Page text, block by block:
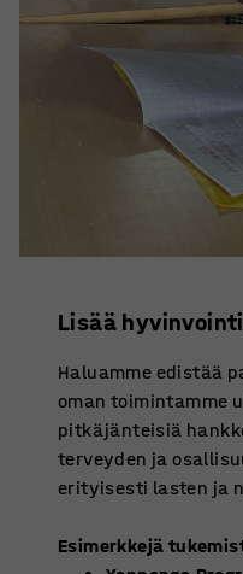
Lisää
Haluamme edistää
oman toimintamme
pitkäjänteisiä
terveyden ja
erityisesti lasten ja
Esimerkkejä